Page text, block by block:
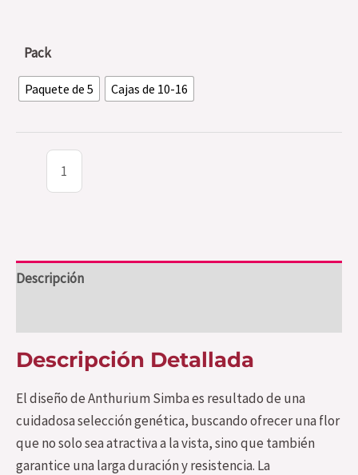
Pack
Paquete de 5 Cajas de 10-16
Descripción
Descripción Detallada
El diseño de Anthurium Simba es resultado de una
cuidadosa selección genética, buscando ofrecer una flor
que no solo sea atractiva a la vista, sino que también
garantice una larga duración y resistencia. La